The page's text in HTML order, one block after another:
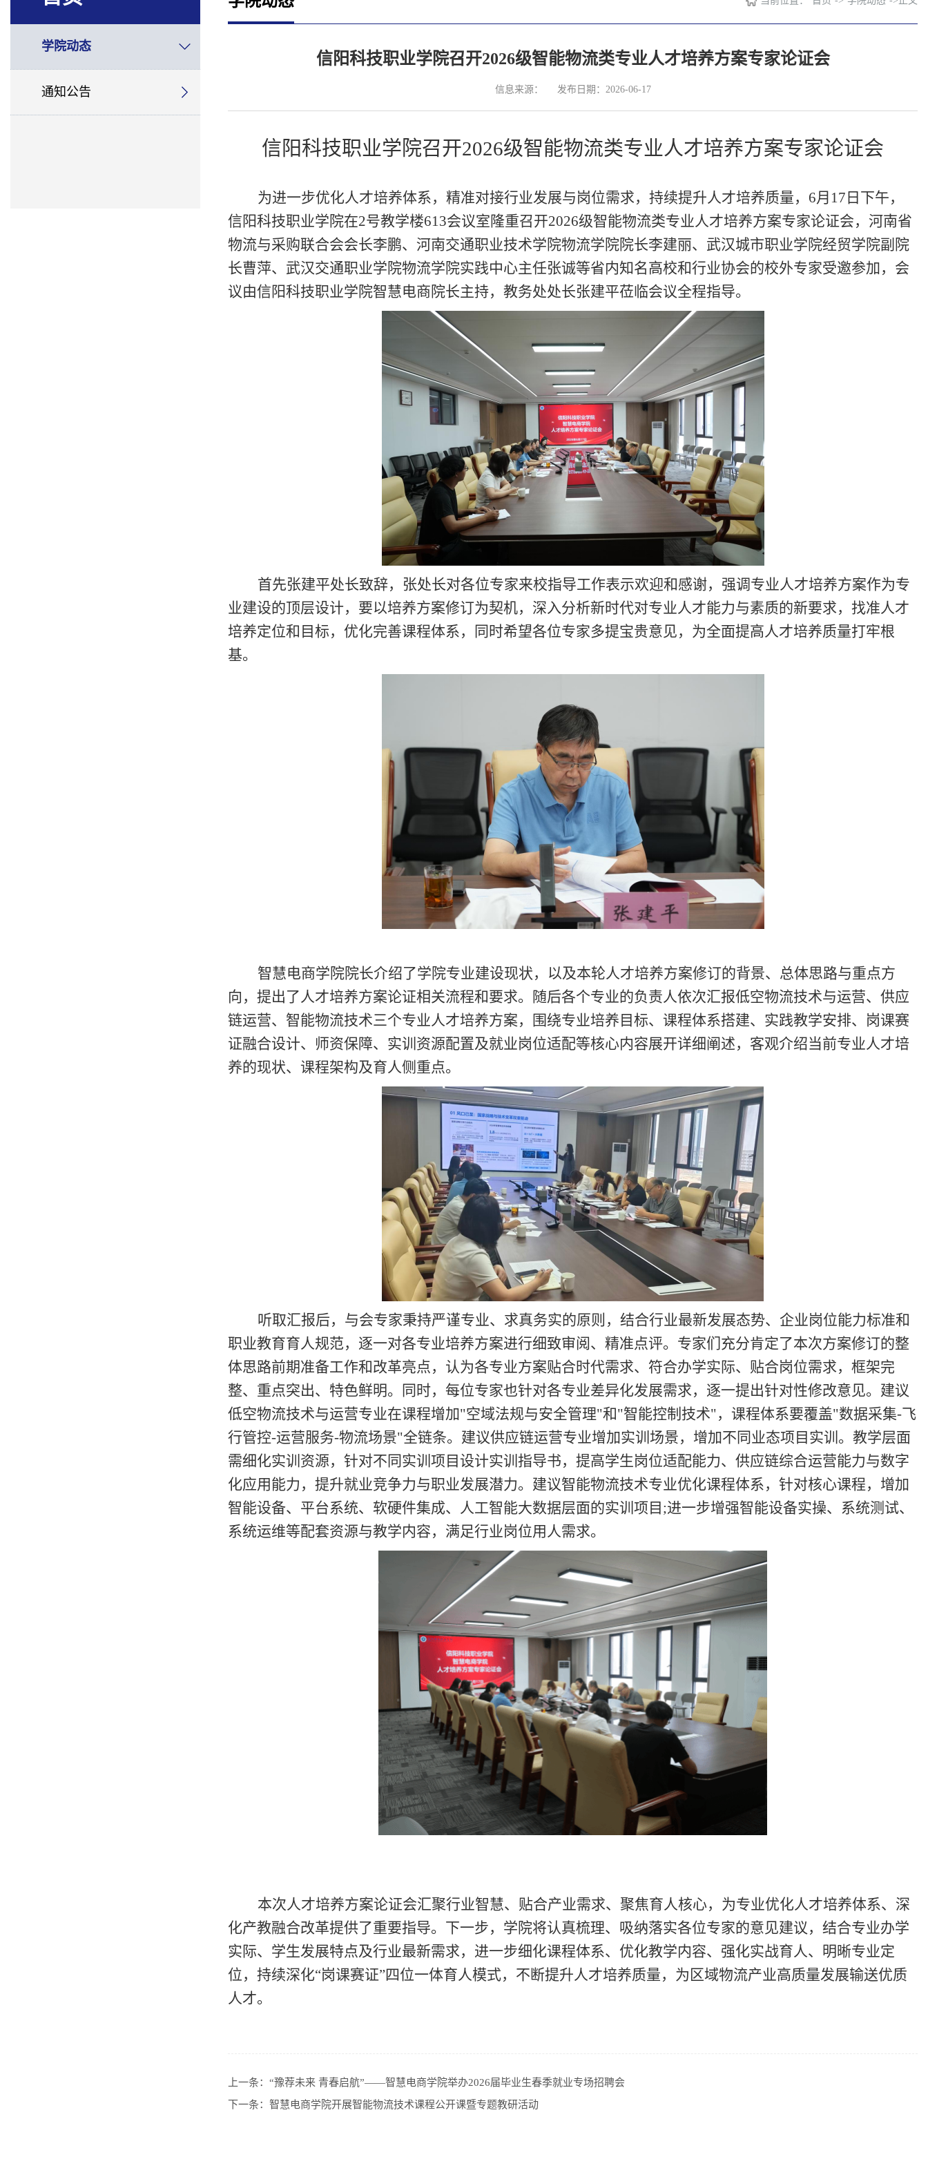
学院动态
通知公告
信阳科技职业学院召开2026级智能物流类专业人才培养方案专家论证会
信息来源： 发布日期：2026-06-17
信阳科技职业学院召开2026级智能物流类专业人才培养方案专家论证会
为进一步优化人才培养体系，精准对接行业发展与岗位需求，持续提升人才培养质量， 6月 17 日下午，
信阳科技职业学院在2号教学楼613会议室隆重召开2026级智能物流类专业人才培养方案专家论证会，河南省
物流与采购联合会会长李鹏、 河南交通职业技术学院物流学院院长李建丽、 武汉城市职业学院经贸学院副院
长曹萍、 武汉交通职业学院物流学院实践中心主任张诚等省内知名高校和行业协会的校外专家受邀参加，会
议由信阳科技职业学院智慧电商院长主持，教务处处长张建平莅临会议全程指导。
首先张建平处长致辞， 张处长对各位专家来校指导工作表示欢迎和感谢，强调专业人才培养方案作为专
业建设的顶层设计，要以培养方案修订为契机，深入分析新时代对专业人才能力与素质的新要求，找准人才
培养定位和目标，优化完善课程体系，同时希望各位专家多提宝贵意见，为全面提高人才培养质量打牢根
基。
智慧电商学院院长介绍了学院专业建设现状，以及本轮人才培养方案修订的背景、总体思路与重点方
向 ， 提出了人才培养方案论证相关流程和要求。随后各个专业的负责人依次汇报低空物流技术与运营、供应
链运营、智能物流技术三个专业人才培养方案，围绕专业培养目标、 课程体系搭建、实践教学安排、岗课赛
证融合设计、师资保障、实训资源配置及就业岗位适配等核心内容展开详细阐述，客观介绍当前专业人才培
养的现状、课程架构及育人侧重点。
听取汇报后，与会专家秉持严谨专业、求真务实的原则，结合行业最新发展态势、企业岗位能力标准和
职业教育育人规范，逐一对各专业培养方案进行细致审阅、精准点评。专家们充分肯定了本次方案修订的整
体思路前期准备工作和改革亮点，认为各专业方案贴合时代需求、符合办学实际、贴合岗位需求，框架完
整、重点突出、特色鲜明。同时，每位专家也针对各专业差异化发展需求，逐一提出针对性修改意见。建议
低空物流技术与运营专业在课程增加"空域法规与安全管理"和"智能控制技术"，课程体系要覆盖"数据采集-飞
行管控-运营服务-物流场景"全链条。建议供应链运营专业增加实训场景，增加不同业态项目实训。教学层面
需细化实训资源，针对不同实训项目设计实训指导书，提高学生岗位适配能力、供应链综合运营能力与数字
化应用能力，提升就业竞争力与职业发展潜力。建议智能物流技术专业优化课程体系，针对核心课程，增加
智能设备、平台系统、软硬件集成、人工智能大数据层面的实训项目;进一步增强智能设备实操、系统测试、
系统运维等配套资源与教学内容，满足行业岗位用人需求。
本次人才培养方案论证会汇聚行业智慧、贴合产业需求、聚焦育人核心，为专业优化人才培养体系、深
化产教融合改革提供了重要指导。下一步， 学院将认真梳理、吸纳落实各位专家的意见建议，结合专业办学
实际、学生发展特点及行业最新需求，进一步细化课程体系、优化教学内容、强化实战育人、明晰专业定
位，持续深化“岗课赛证”四位一体育人模式，不断提升人才培养质量，为区域物流产业高质量发展输送优质
人才。
上一条： “豫荐未来 青春启航”——智慧电商学院举办2026届毕业生春季就业专场招聘会
下一条： 智慧电商学院开展智能物流技术课程公开课暨专题教研活动